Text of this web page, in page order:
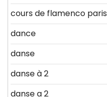
cours de flamenco paris
dance
danse
danse à 2
danse a 2